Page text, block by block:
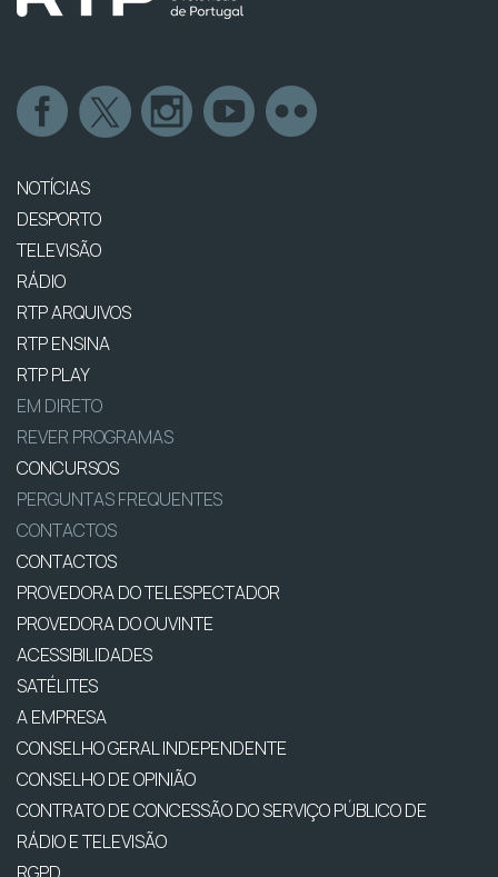
NOTÍCIAS
DESPORTO
TELEVISÃO
RÁDIO
RTP ARQUIVOS
RTP ENSINA
RTP PLAY
EM DIRETO
REVER PROGRAMAS
CONCURSOS
PERGUNTAS FREQUENTES
CONTACTOS
CONTACTOS
PROVEDORA DO TELESPECTADOR
PROVEDORA DO OUVINTE
ACESSIBILIDADES
SATÉLITES
A EMPRESA
CONSELHO GERAL INDEPENDENTE
CONSELHO DE OPINIÃO
CONTRATO DE CONCESSÃO DO SERVIÇO PÚBLICO DE
RÁDIO E TELEVISÃO
RGPD